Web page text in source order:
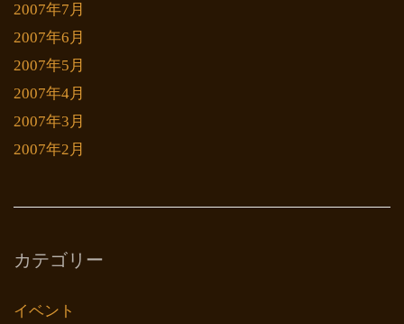
2007年7月
2007年6月
2007年5月
2007年4月
2007年3月
2007年2月
カテゴリー
イベント